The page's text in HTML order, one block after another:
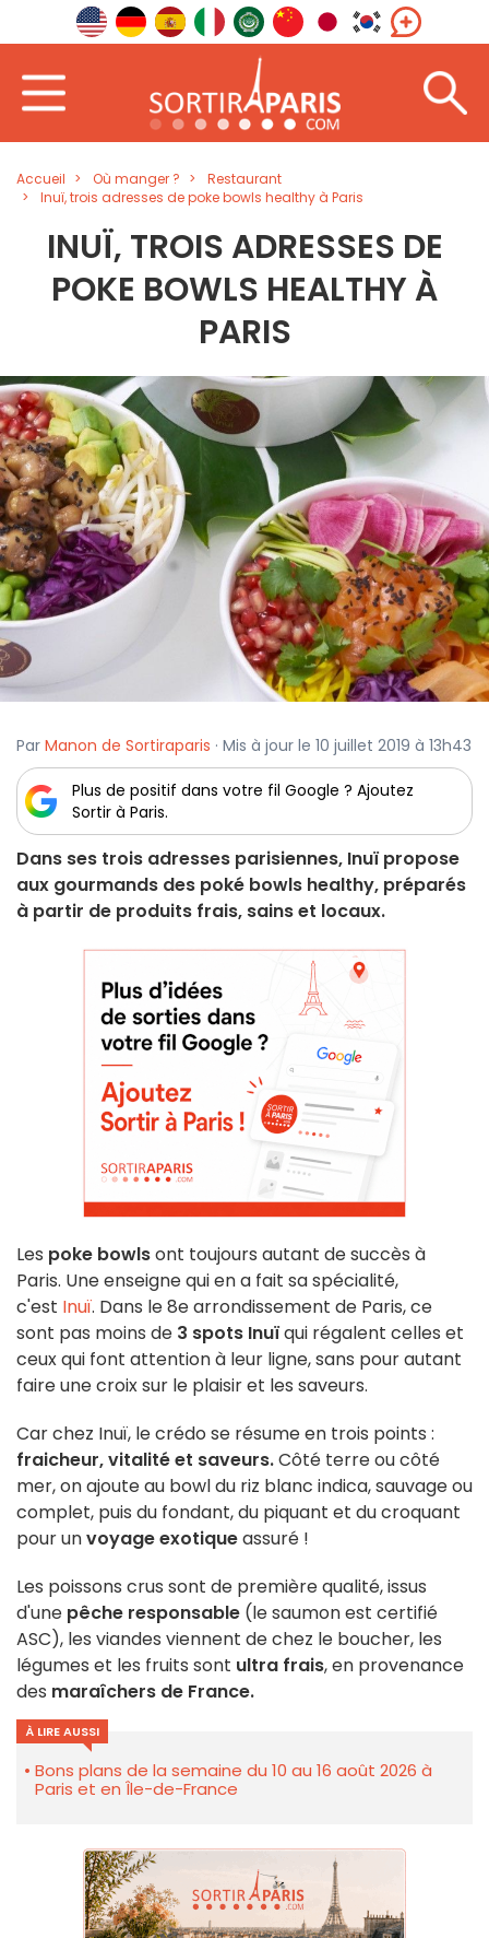
Accueil Où manger ?
Restaurant
Inuï, trois adresses de poke bowls healthy à Paris
INUÏ, TROIS ADRESSES DE
POKE BOWLS HEALTHY À
PARIS
Par Manon de Sortiraparis · Mis à jour le 10 juillet 2019 à 13h43
Plus de positif dans votre fil Google ? Ajoutez
Sortir à Paris.
Dans ses trois adresses parisiennes, Inuï propose
aux gourmands des poké bowls healthy, préparés
à partir de produits frais, sains et locaux.
Les poke bowlsont toujours autant de succès à
Paris. Une enseigne qui en a fait sa spécialité,
c'est Inuï. Dans le 8e arrondissement de Paris, ce
sont pas moins de 3 spots Inuïqui régalent celles et
ceux qui font attention à leur ligne, sans pour autant
faire une croix sur le plaisir et les saveurs.
Car chez Inuï, le crédo se résume en trois points :
fraicheur, vitalité et saveurs.Côté terre ou côté
mer, on ajoute au bowl du riz blanc indica, sauvage ou
complet, puis du fondant, du piquant et du croquant
pour unvoyage exotiqueassuré !
Les poissons crus sont de première qualité, issus
d'une pêche responsable (le saumon est certifié
ASC), les viandes viennent de chez le boucher, les
légumes et les fruits sont ultra frais, en provenance
des maraîchers de France.
À LIRE AUSSI
Bons plans de la semaine du 10 au 16 août 2026 à
Paris et en Île-de-France